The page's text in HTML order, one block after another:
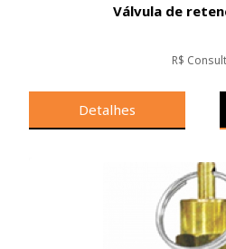
Válvula de
R$
Detalhes